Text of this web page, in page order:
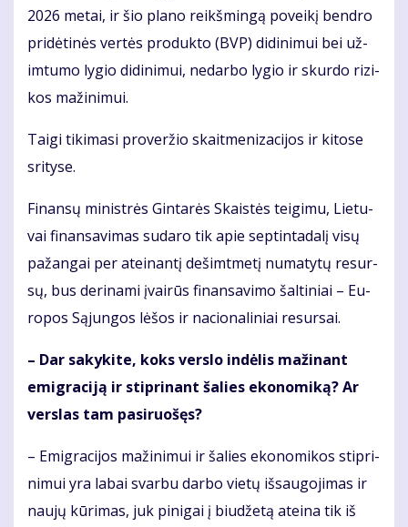
2026 me­tai, ir šio pla­no reikš­min­gą po­vei­kį ben­dro
pri­dė­ti­nės ver­tės pro­duk­to (BVP) di­di­ni­mui bei už­
im­tu­mo ly­gio di­di­ni­mui, ne­dar­bo ly­gio ir skur­do ri­zi­
kos ma­ži­ni­mui.
Tai­gi ti­ki­ma­si pro­ver­žio skait­me­ni­za­ci­jos ir ki­to­se
sri­ty­se.
Fi­nan­sų mi­nist­rės Gin­ta­rės Skais­tės tei­gi­mu, Lie­tu­
vai fi­nan­sa­vi­mas su­da­ro tik apie sep­tin­ta­da­lį vi­sų
pa­žan­gai per at­ei­nan­tį de­šimt­me­tį nu­ma­ty­tų re­sur­
sų, bus de­ri­na­mi įvai­rūs fi­nan­sa­vi­mo šal­ti­niai – Eu­
ro­pos Są­jun­gos lė­šos ir na­cio­na­li­niai re­sur­sai.
– Dar sa­ky­ki­te, koks ver­slo in­dė­lis ma­ži­nant
emig­ra­ci­ją ir stip­ri­nant ša­lies eko­no­mi­ką? Ar
ver­slas tam pa­si­ruo­šęs?
– Emig­ra­ci­jos ma­ži­ni­mui ir ša­lies eko­no­mi­kos stip­ri­
ni­mui yra la­bai svar­bu dar­bo vie­tų iš­sau­go­ji­mas ir
nau­jų kū­ri­mas, juk pi­ni­gai į biu­dže­tą at­ei­na tik iš